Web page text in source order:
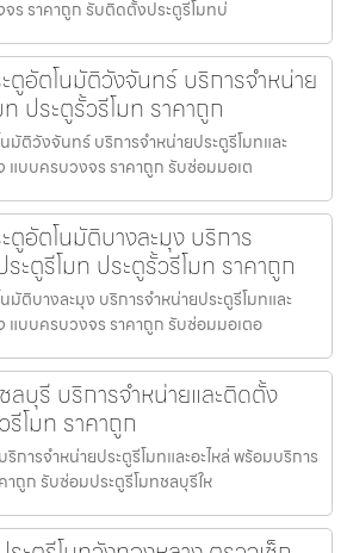
ร ราคาถูก รับติดตั้งประตูรีโมทบ่
ตูอัตโนมัติวังจันทร์ บริการจำหน่าย
ประตูรั้วรีโมท ราคาถูก
มัติวังจันทร์ บริการจำหน่ายประตูรีโมทและ
แบบครบวงจร ราคาถูก รับซ่อมมอเต
อัตโนมัติบางละมุง บริการ
ะตูรีโมท ประตูรั้วรีโมท ราคาถูก
มัติบางละมุง บริการจำหน่ายประตูรีโมทและ
แบบครบวงจร ราคาถูก รับซ่อมมอเตอ
ลบุรี บริการจำหน่ายและติดตั้ง
รีโมท ราคาถูก
การจำหน่ายประตูรีโมทและอะไหล่ พร้อมบริการ
ถูก รับซ่อมประตูรีโมทชลบุรีให